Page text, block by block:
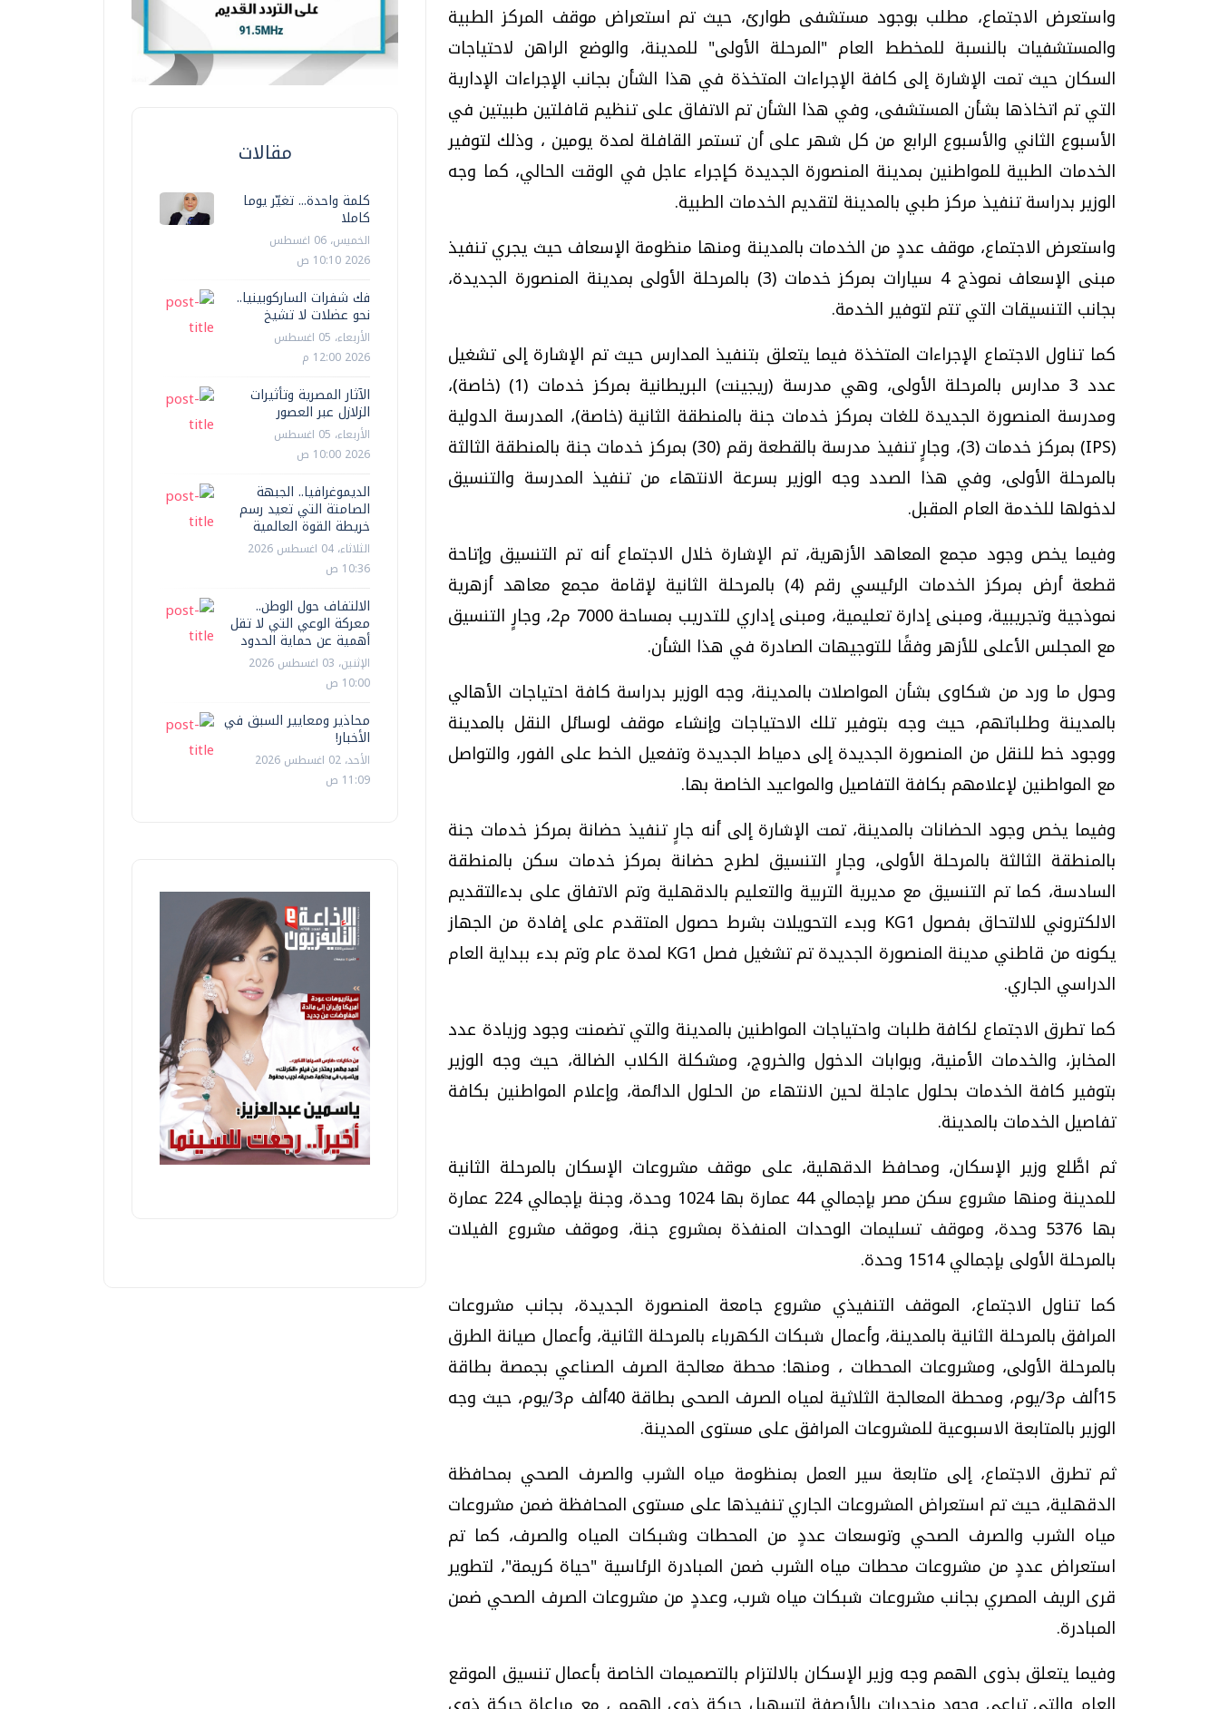
واستعرض الاجتماع، مطلب بوجود مستشفى طوارئ، حيث تم استعراض موقف المركز الطبية
والمستشفيات بالنسبة للمخطط العام "المرحلة الأولى" للمدينة، والوضع الراهن لاحتياجات
السكان حيث تمت الإشارة إلى كافة الإجراءات المتخذة في هذا الشأن بجانب الإجراءات الإدارية
التي تم اتخاذها بشأن المستشفى، وفي هذا الشأن تم الاتفاق على تنظيم قافلتين طبيتين في
الأسبوع الثاني والأسبوع الرابع من كل شهر على أن تستمر القافلة لمدة يومين ، وذلك لتوفير
الخدمات الطبية للمواطنين بمدينة المنصورة الجديدة كإجراء عاجل في الوقت الحالي، كما وجه
الوزير بدراسة تنفيذ مركز طبي بالمدينة لتقديم الخدمات الطبية.
واستعرض الاجتماع، موقف عددٍ من الخدمات بالمدينة ومنها منظومة الإسعاف حيث يجري تنفيذ
مبنى الإسعاف نموذج 4 سيارات بمركز خدمات (3) بالمرحلة الأولى بمدينة المنصورة الجديدة،
بجانب التنسيقات التي تتم لتوفير الخدمة.
كما تناول الاجتماع الإجراءات المتخذة فيما يتعلق بتنفيذ المدارس حيث تم الإشارة إلى تشغيل
عدد 3 مدارس بالمرحلة الأولى، وهي مدرسة (ريجينت) البريطانية بمركز خدمات (1) (خاصة)،
ومدرسة المنصورة الجديدة للغات بمركز خدمات جنة بالمنطقة الثانية (خاصة)، المدرسة الدولية
(IPS) بمركز خدمات (3)، وجارٍ تنفيذ مدرسة بالقطعة رقم (30) بمركز خدمات جنة بالمنطقة الثالثة
بالمرحلة الأولى، وفي هذا الصدد وجه الوزير بسرعة الانتهاء من تنفيذ المدرسة والتنسيق
لدخولها للخدمة العام المقبل.
وفيما يخص وجود مجمع المعاهد الأزهرية، تم الإشارة خلال الاجتماع أنه تم التنسيق وإتاحة
قطعة أرض بمركز الخدمات الرئيسي رقم (4) بالمرحلة الثانية لإقامة مجمع معاهد أزهرية
نموذجية وتجريبية، ومبنى إدارة تعليمية، ومبنى إداري للتدريب بمساحة 7000 م2، وجارٍ التنسيق
مع المجلس الأعلى للأزهر وفقًا للتوجيهات الصادرة في هذا الشأن.
وحول ما ورد من شكاوى بشأن المواصلات بالمدينة، وجه الوزير بدراسة كافة احتياجات الأهالي
بالمدينة وطلباتهم، حيث وجه بتوفير تلك الاحتياجات وإنشاء موقف لوسائل النقل بالمدينة
ووجود خط للنقل من المنصورة الجديدة إلى دمياط الجديدة وتفعيل الخط على الفور، والتواصل
مع المواطنين لإعلامهم بكافة التفاصيل والمواعيد الخاصة بها.
وفيما يخص وجود الحضانات بالمدينة، تمت الإشارة إلى أنه جارٍ تنفيذ حضانة بمركز خدمات جنة
بالمنطقة الثالثة بالمرحلة الأولى، وجارٍ التنسيق لطرح حضانة بمركز خدمات سكن بالمنطقة
السادسة، كما تم التنسيق مع مديرية التربية والتعليم بالدقهلية وتم الاتفاق على بدءالتقديم
الالكتروني للالتحاق بفصول KG1 وبدء التحويلات بشرط حصول المتقدم على إفادة من الجهاز
يكونه من قاطني مدينة المنصورة الجديدة تم تشغيل فصل KG1 لمدة عام وتم بدء ببداية العام
الدراسي الجاري.
كما تطرق الاجتماع لكافة طلبات واحتياجات المواطنين بالمدينة والتي تضمنت وجود وزيادة عدد
المخابز، والخدمات الأمنية، وبوابات الدخول والخروج، ومشكلة الكلاب الضالة، حيث وجه الوزير
بتوفير كافة الخدمات بحلول عاجلة لحين الانتهاء من الحلول الدائمة، وإعلام المواطنين بكافة
تفاصيل الخدمات بالمدينة.
ثم اطَّلع وزير الإسكان، ومحافظ الدقهلية، على موقف مشروعات الإسكان بالمرحلة الثانية
للمدينة ومنها مشروع سكن مصر بإجمالي 44 عمارة بها 1024 وحدة، وجنة بإجمالي 224 عمارة
بها 5376 وحدة، وموقف تسليمات الوحدات المنفذة بمشروع جنة، وموقف مشروع الفيلات
بالمرحلة الأولى بإجمالي 1514 وحدة.
كما تناول الاجتماع، الموقف التنفيذي مشروع جامعة المنصورة الجديدة، بجانب مشروعات
المرافق بالمرحلة الثانية بالمدينة، وأعمال شبكات الكهرباء بالمرحلة الثانية، وأعمال صيانة الطرق
بالمرحلة الأولى، ومشروعات المحطات ، ومنها: محطة معالجة الصرف الصناعي بجمصة بطاقة
15ألف م3/يوم، ومحطة المعالجة الثلاثية لمياه الصرف الصحى بطاقة 40ألف م3/يوم، حيث وجه
الوزير بالمتابعة الاسبوعية للمشروعات المرافق على مستوى المدينة.
ثم تطرق الاجتماع، إلى متابعة سير العمل بمنظومة مياه الشرب والصرف الصحي بمحافظة
الدقهلية، حيث تم استعراض المشروعات الجاري تنفيذها على مستوى المحافظة ضمن مشروعات
مياه الشرب والصرف الصحي وتوسعات عددٍ من المحطات وشبكات المياه والصرف، كما تم
استعراض عددٍ من مشروعات محطات مياه الشرب ضمن المبادرة الرئاسية "حياة كريمة"، لتطوير
قرى الريف المصري بجانب مشروعات شبكات مياه شرب، وعددٍ من مشروعات الصرف الصحي ضمن
المبادرة.
وفيما يتعلق بذوى الهمم وجه وزير الإسكان بالالتزام بالتصميمات الخاصة بأعمال تنسيق الموقع
مقالات
كلمة واحدة... تغيّر يوما
كاملا
الخميس، 06 اغسطس
2026 10:10 ص
فك شفرات الساركوبينيا..
نحو عضلات لا تشيخ
الأربعاء، 05 اغسطس
2026 12:00 م
الآثار المصرية وتأثيرات
الزلازل عبر العصور
الأربعاء، 05 اغسطس
2026 10:00 ص
الديموغرافيا.. الجبهة
الصامتة التي تعيد رسم
خريطة القوة العالمية
الثلاثاء، 04 اغسطس 2026
10:36 ص
الالتفاف حول الوطن..
معركة الوعي التي لا تقل
أهمية عن حماية الحدود
الإثنين، 03 اغسطس 2026
10:00 ص
محاذير ومعايير السبق في
الأخبار!
الأحد، 02 اغسطس 2026
11:09 ص